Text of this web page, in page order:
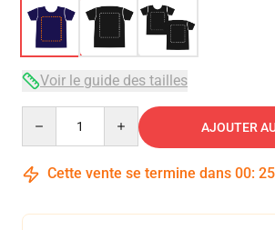
Voir le guide des tailles
AJOUTER
Cette vente se termine dans 00: 25